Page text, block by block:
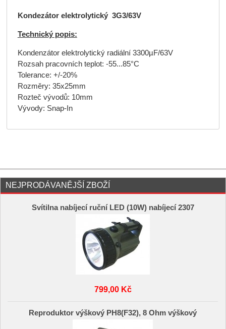
Kondezátor elektrolytický 3G3/63V
Technický popis:
Kondenzátor elektrolytický radiální 3300µF/63V
Rozsah pracovních teplot: -55...85°C
Tolerance: +/-20%
Rozměry: 35x25mm
Rozteč vývodů: 10mm
Vývody: Snap-In
NEJPRODÁVANĚJŠÍ ZBOŽÍ
Svítilna nabíjecí ruční LED (10W) nabíjecí 2307
799,00 Kč
Reproduktor výškový PH8(F32), 8 Ohm výškový